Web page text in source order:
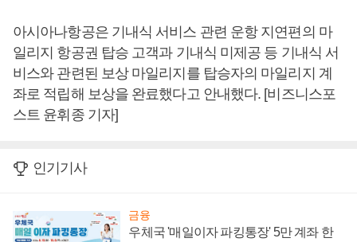
아시아나항공은 기내식 서비스 관련 운항 지연편의 마
일리지 항공권 탑승 고객과 기내식 미제공 등 기내식 서
비스와 관련된 보상 마일리지를 탑승자의 마일리지 계
좌로 적립해 보상을 완료했다고 안내했다. [비즈니스포
스트 윤휘종 기자]
인기기사
금융
우체국 '매일이자 파킹통장' 5만 계좌 한